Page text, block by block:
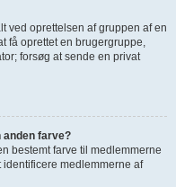
ved oprettelsen af gruppen af en
få oprettet en brugergruppe,
forsøg at sende en privat
anden farve?
bestemt farve til medlemmerne
medlemmerne af